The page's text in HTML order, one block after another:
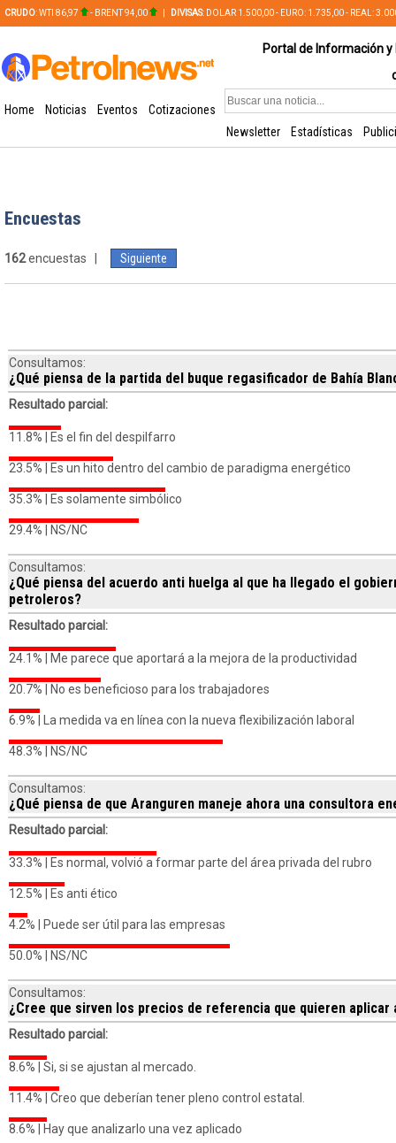
CRUDO: WTI 86,97 - BRENT 94,00 DIVISAS: DOLAR 1.500,00 - EURO: 1.735,00 - REAL:
Portal de Información
Home Noticias Eventos
Cotizaciones
Newsletter
Estadísticas
Encuestas
162encuestas | Siguiente
Consultamos:
¿Qué piensa de la partida del buque regasificador de Bahía
Resultado parcial:
11.8% | Es el fin del despilfarro
23.5% | Es un hito dentro del cambio de paradigma energético
35.3% | Es solamente simbólico
29.4% | NS/NC
Consultamos:
¿Qué piensa del acuerdo anti huelga al que ha llegado el
petroleros?
Resultado parcial:
24.1% | Me parece que aportará a la mejora de la productividad
20.7% | No es beneficioso para los trabajadores
6.9% | La medida va en línea con la nueva flexibilización laboral
48.3% | NS/NC
Consultamos:
¿Qué piensa de que Aranguren maneje ahora una consultora
Resultado parcial:
33.3% | Es normal, volvió a formar parte del área privada del rubro
12.5% | Es anti ético
4.2% | Puede ser útil para las empresas
50.0% | NS/NC
Consultamos:
¿Cree que sirven los precios de referencia que quieren aplicar
Resultado parcial:
8.6% | Si, si se ajustan al mercado.
11.4% | Creo que deberían tener pleno control estatal.
8.6% | Hay que analizarlo una vez aplicado